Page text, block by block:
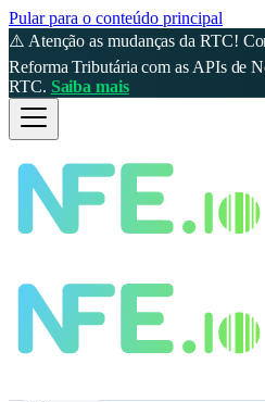
Pular para o conteúdo principal
⚠️ Atenção as mudanças da RTC!
Reforma Tributária com as APIs de
RTC. Saiba mais